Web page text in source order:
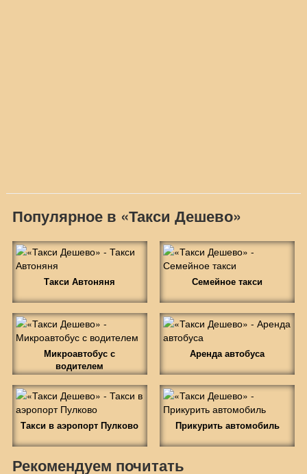
Популярное в «Такси Дешево»
Такси Автоняня Семейное такси
Микроавтобус с
водителем
Аренда автобуса
Такси в аэропорт Пулково Прикурить автомобиль
Рекомендуем почитать